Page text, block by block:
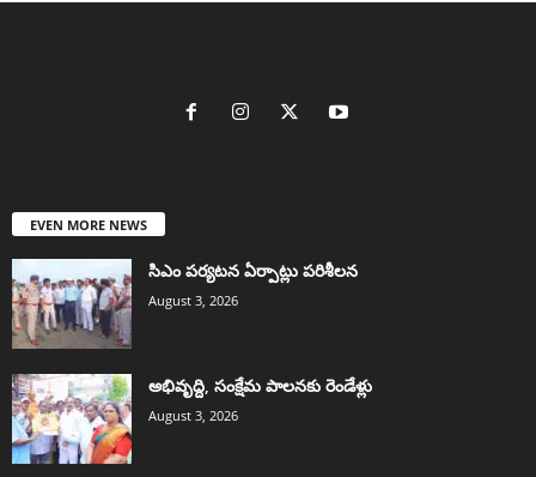
EVEN MORE NEWS
సిఎం పర్యటన ఏర్పాట్లు పరిశీలన
August 3, 2026
అభివృద్ది, సంక్షేమ పాలనకు రెండేళ్లు
August 3, 2026